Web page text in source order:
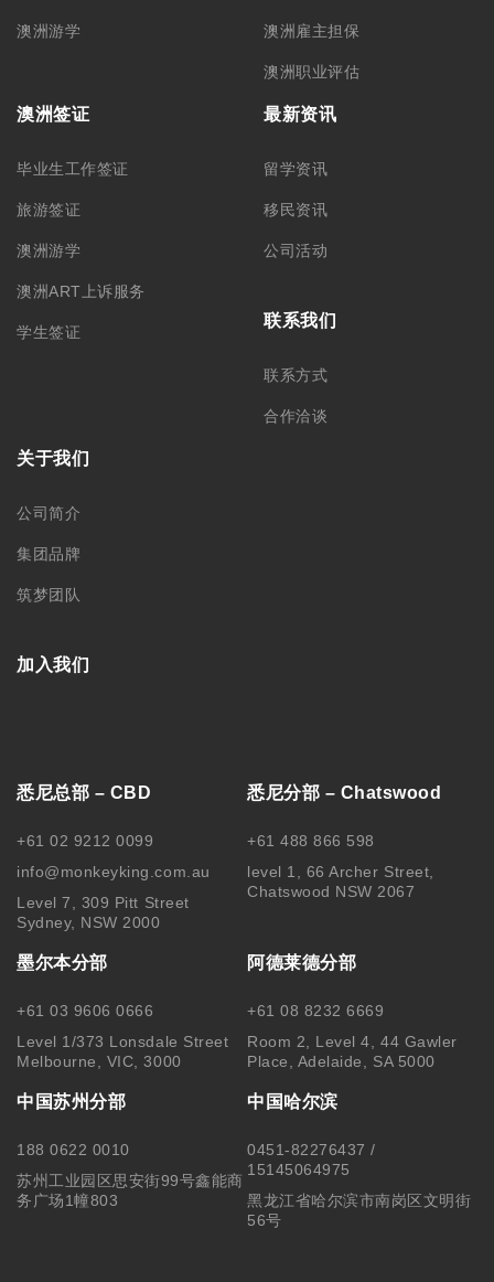
澳洲游学 澳洲雇主担保
澳洲职业评估
澳洲签证
毕业生工作签证
旅游签证
澳洲游学
澳洲ART上诉服务
学生签证
最新资讯
留学资讯
移民资讯
公司活动
联系我们
联系方式
合作洽谈
关于我们
公司简介
集团品牌
筑梦团队
加入我们
悉尼总部 – CBD
+61 02 9212 0099
info@monkeyking.com.au
Level 7, 309 Pitt Street
Sydney, NSW 2000
悉尼分部 – Chatswood
+61 488 866 598
level 1, 66 Archer Street,
Chatswood NSW 2067
墨尔本分部
+61 03 9606 0666
Level 1/373 Lonsdale Street
Melbourne, VIC, 3000
阿德莱德分部
+61 08 8232 6669
Room 2, Level 4, 44 Gawler
Place, Adelaide, SA 5000
中国苏州分部
188 0622 0010
苏州工业园区思安街99号鑫能商
务广场1幢803
中国哈尔滨
0451-82276437 /
15145064975
黑龙江省哈尔滨市南岗区文明街
56号